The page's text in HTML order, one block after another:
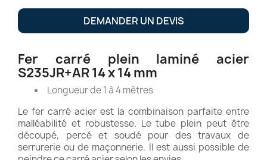
DEMANDER UN DEVIS
Fer carré plein laminé acier
S235JR+AR 14 x 14 mm
Longueur de 1 à 4 mètres
Le fer carré acier est la combinaison parfaite entre
malléabilité et robustesse. Le tube plein peut être
découpé, percé et soudé pour des travaux de
serrurerie ou de maçonnerie. Il est aussi possible de